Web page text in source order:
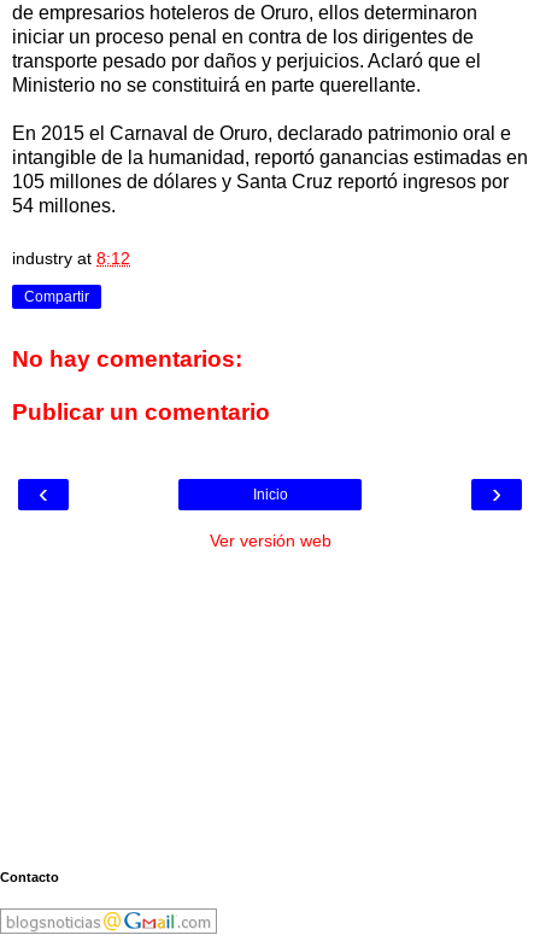
de empresarios hoteleros de Oruro, ellos determinaron
iniciar un proceso penal en contra de los dirigentes de
transporte pesado por daños y perjuicios. Aclaró que el
Ministerio no se constituirá en parte querellante.
En 2015 el Carnaval de Oruro, declarado patrimonio oral e
intangible de la humanidad, reportó ganancias estimadas en
105 millones de dólares y Santa Cruz reportó ingresos por
54 millones.
industry at 8:12
Compartir
No hay comentarios:
Publicar un comentario
‹ ›
Inicio
Ver versión web
Contacto